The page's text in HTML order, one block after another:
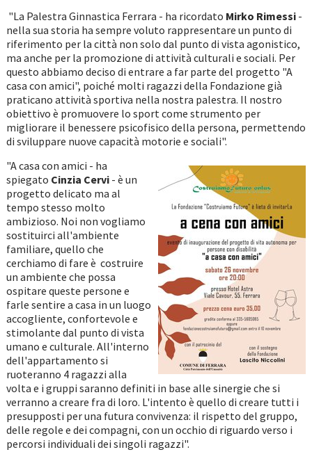
"La Palestra Ginnastica Ferrara - ha ricordato Mirko Rimessi-
nella sua storia ha sempre voluto rappresentare un punto di
riferimento per la città non solo dal punto di vista agonistico,
ma anche per la promozione di attività culturali e sociali. Per
questo abbiamo deciso di entrare a far parte del progetto "A
casa con amici", poiché molti ragazzi della Fondazione già
praticano attività sportiva nella nostra palestra. Il nostro
obiettivo è promuovere lo sport come strumento per
migliorare il benessere psicofisico della persona, permettendo
di sviluppare nuove capacità motorie e sociali".
"A casa con amici - ha
spiegato Cinzia Cervi- è un
progetto delicato ma al
tempo stesso molto
ambizioso. Noi non vogliamo
sostituirci all'ambiente
familiare, quello che
cerchiamo di fare è costruire
un ambiente che possa
ospitare queste persone e
farle sentire a casa in un luogo
accogliente, confortevole e
stimolante dal punto di vista
umano e culturale. All'interno
dell'appartamento si
ruoteranno 4 ragazzi alla
volta e i gruppi saranno definiti in base alle sinergie che si
verranno a creare fra di loro. L'intento è quello di creare tutti i
presupposti per una futura convivenza: il rispetto del gruppo,
delle regole e dei compagni, con un occhio di riguardo verso i
percorsi individuali dei singoli ragazzi".